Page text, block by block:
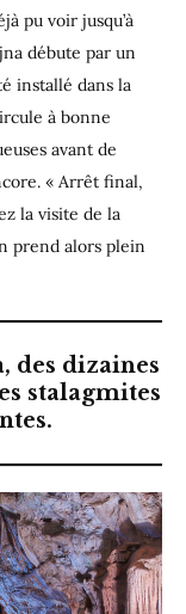
pu voir jusqu’à
débute par un
installé dans la
à bonne
avant de
« Arrêt final,
la visite de la
prend alors plein
des dizaines
stalagmites